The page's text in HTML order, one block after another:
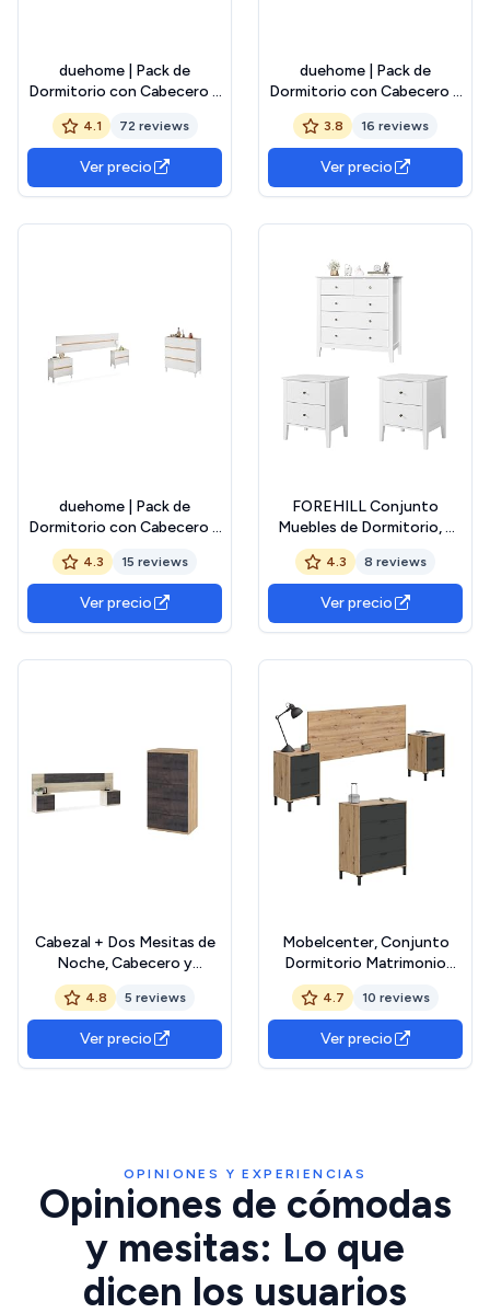
duehome | Pack de
Dormitorio con Cabecero +
2 mesitas de Noche y
Comoda, Conjunto de
Dormitorio, Modelo Nitza
5C, Acabado en Blanco
Artik y Roble Natur
4.1 72 reviews
Ver precio
duehome | Pack de
Dormitorio con Cabecero +
2 mesitas de Noche y
Comoda, Conjunto de
Dormitorio, Modelo Akari
5C, Acabado en Blanco
Artik y Roble Canadian
3.8 16 reviews
Ver precio
duehome | Pack de
Dormitorio con Cabecero +
2 mesitas de Noche y
Comoda, Conjunto de
Dormitorio, Modelo Erza
3c, Acabado en Blanco
Artik y Roble Nodi
4.3 15 reviews
Ver precio
FOREHILL Conjunto
Muebles de Dormitorio, 3
Piezas, 1 Cómoda
Dormitorio de 5 Cajones, 2
Mesitas de Noche
Dormitorio, Blancas,
Moderno
4.3 8 reviews
Ver precio
Cabezal + Dos Mesitas de
Noche, Cabecero y
Mesitas, Modelo Alaya,
Acabado + Comoda 5
Cajones, Sinfonier, Modelo
Alaya
4.8 5 reviews
Ver precio
Mobelcenter, Conjunto
Dormitorio Matrimonio
Enzo, Color Roble Nodi y
Gris Antracita, Cabezal para
Camas de 135 y 150 cm, 2
Mesitas 3 cajones y
Cómoda 4 cajones (1327,
4.7 10 reviews
Ver precio
OPINIONES Y EXPERIENCIAS
Opiniones de cómodas
y mesitas: Lo que
dicen los usuarios